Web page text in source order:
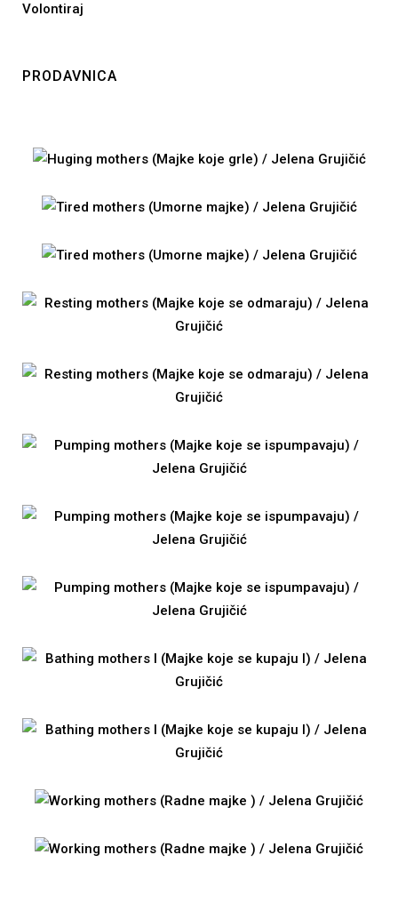
Volontiraj
PRODAVNICA